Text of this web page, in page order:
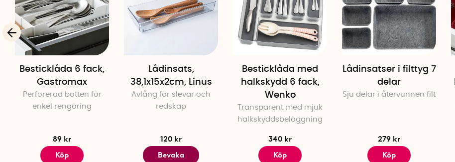
Besticklåda 6 fack,
Gastromax
Perforerad botten för
enkel rengöring
89 kr
Köp
Lådinsats,
38,1x15x2cm, Linus
Avlång för slevar och
redskap
120 kr
Bevaka
Besticklåda med
halkskydd 6 fack,
Wenko
Transparent med mjuk
halkskyddsbeläggning
340 kr
Köp
Lådinsatser i filttyg 7
delar
Sju delar i återvunnen filt
279 kr
Köp